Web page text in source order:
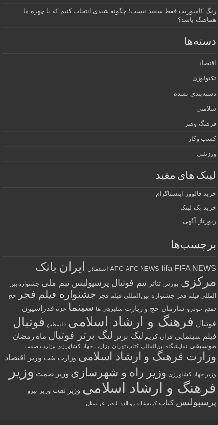
رنگ کامپوزیت فقط سفید نیست؛ چگونه شیدی انتخاب کنیم که با چهره ما
هماهنگ باشد؟
دسته‌ها
اقتصاد
تکنولوژی
دسته‌بندی نشده
سلامتی
فرهنگ وهنر
کسب وکار
ورزشی
لینک های مفید
خرید فالوور اینستاگرام
خرید بک لینک
رپورتاژ آگهی
برچسب‌ها
AFC AFC NEWS fifa FIFA NEWS استقلال ایران بانک
مرکزی بورس تئاتر تیم فوتبال پرسپولیس تیم ملی جشنواره بین
المللی فیلم فجر جشنواره بین‌المللی فیلم فجر جشنواره فیلم فجر
حج
تمتع خودرو سازمان حج و زیارت سلبریتی ها سینما غزه فدراسیون
فوتبال فرهنگ و ارشاد اسلامی فلسطین فوتبال
فیلم سینمایی قرآن کریم لیگ برتر لیگ برتر فوتبال ماه رمضان
موسیقی نمایشگاه بین‌المللی کتاب تهران وزارت جهاد کشاورزی وزارت صمت
وزارت فرهنگ و ارشاد اسلامی وزارت نفت وزیر اقتصاد
وزیر جهاد کشاورزی وزیر راه و شهرسازی وزیر صمت وزیر
فرهنگ و ارشاد اسلامی وزیر نفت وزیر نیرو
پرسپولیس کتاب کریستیانو رونالدو النصر عربستان